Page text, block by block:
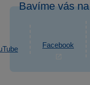
Reklamace
Informace o zpracování
Bavíme vás
Facebook